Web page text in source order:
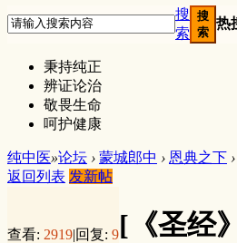
搜
索
搜
索
热
秉持纯正
辨证论治
敬畏生命
呵护健康
纯中医»论坛 › 蒙城郎中 › 恩典之下 ›
返回列表 发新帖
查看: 2919|回复: 9[《圣经